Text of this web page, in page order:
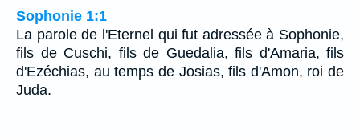
Sophonie 1:1
La parole de l'Eternel qui fut adressée à Sophonie,
fils de Cuschi, fils de Guedalia, fils d'Amaria, fils
d'Ezéchias, au temps de Josias, fils d'Amon, roi de
Juda.